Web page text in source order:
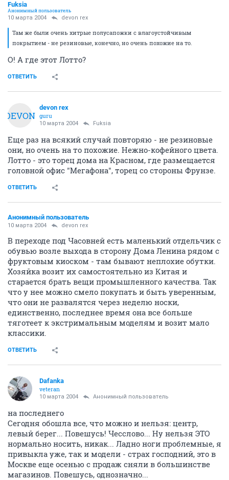
Fuksia
Анонимный пользователь
10 марта 2004 devon rex
Там же были очень хитрые полусапожки с влагоустойчивым
покрытием - не резиновые, конечно, но очень похожие на то.
О! А где этот Лотто?
ОТВЕТИТЬ
DEVON
devon rex
guru
10 марта 2004 Fuksia
Еще раз на всякий случай повторяю - не резиновые
они, но очень на то похожие. Нежно-кофейного цвета.
Лотто - это торец дома на Красном, где размещается
головной офис "Мегафона", торец со стороны Фрунзе.
ОТВЕТИТЬ
Анонимный пользователь
10 марта 2004 devon rex
В переходе под Часовней есть маленький отдельчик с
обувью возле выхода в сторону Дома Ленина рядом с
фруктовым киоском - там бывают неплохие обутки.
Хозяйка возит их самостоятельно из Китая и
старается брать вещи промышленного качества. Так
что у нее можно смело покупать и быть уверенным,
что они не развалятся через неделю носки,
единственно, последнее время она все больше
тяготеет к экстримальным моделям и возит мало
классики.
ОТВЕТИТЬ
Dafanka
veteran
10 марта 2004 Анонимный пользователь
на последнего
Сегодня обошла все, что можно и нельзя: центр,
левый берег... Повешусь! Чесслово... Ну нельзя ЭТО
нормально носить, никак... Ладно ноги проблемные, я
привыкла уже, так и модели - страх господний, это в
Москве еще осенью с продаж сняли в большинстве
магазинов. Повешусь, однозначно...